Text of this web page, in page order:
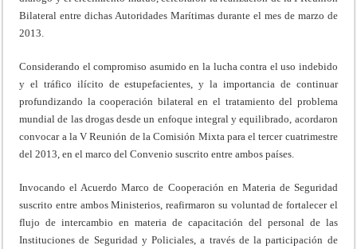
Bilateral entre dichas Autoridades Marítimas durante el mes de marzo de
2013.
Considerando el compromiso asumido en la lucha contra el uso indebido
y el tráfico ilícito de estupefacientes, y la importancia de continuar
profundizando la cooperación bilateral en el tratamiento del problema
mundial de las drogas desde un enfoque integral y equilibrado, acordaron
convocar a la V Reunión de la Comisión Mixta para el tercer cuatrimestre
del 2013, en el marco del Convenio suscrito entre ambos países.
Invocando el Acuerdo Marco de Cooperación en Materia de Seguridad
suscrito entre ambos Ministerios, reafirmaron su voluntad de fortalecer el
flujo de intercambio en materia de capacitación del personal de las
Instituciones de Seguridad y Policiales, a través de la participación de